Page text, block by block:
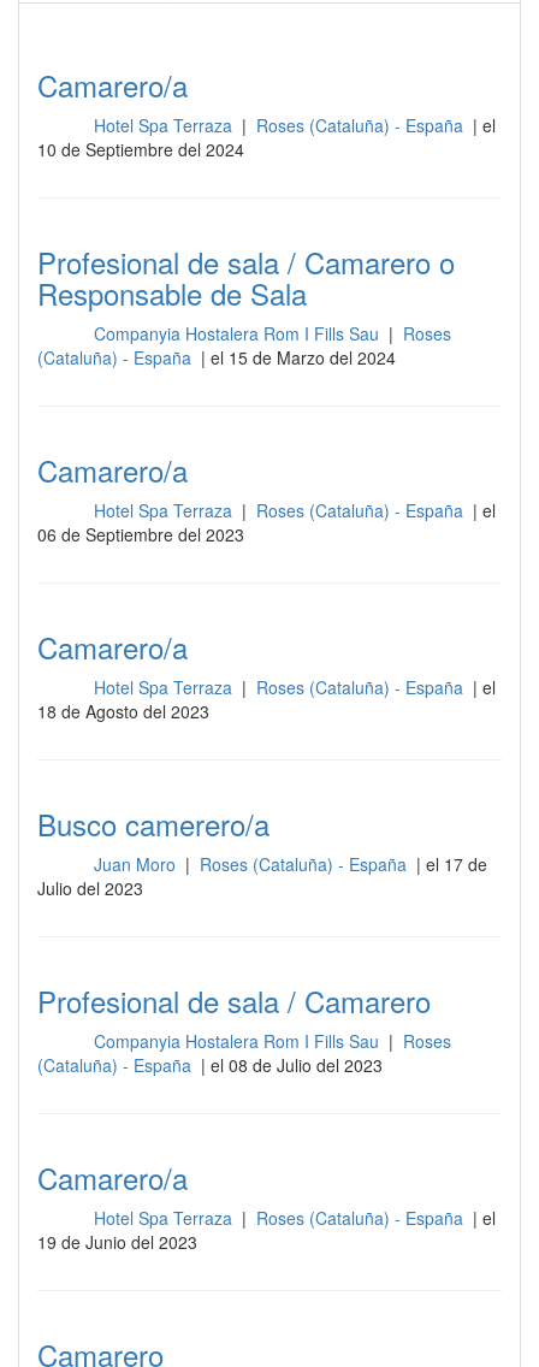
Camarero/a
Hotel Spa Terraza | Roses (Cataluña) - España | el
10 de Septiembre del 2024
Profesional de sala / Camarero o
Responsable de Sala
Companyia Hostalera Rom I Fills Sau | Roses
(Cataluña) - España | el 15 de Marzo del 2024
Camarero/a
Hotel Spa Terraza | Roses (Cataluña) - España | el
06 de Septiembre del 2023
Camarero/a
Hotel Spa Terraza | Roses (Cataluña) - España | el
18 de Agosto del 2023
Busco camerero/a
Juan Moro | Roses (Cataluña) - España | el 17 de
Julio del 2023
Profesional de sala / Camarero
Companyia Hostalera Rom I Fills Sau | Roses
(Cataluña) - España | el 08 de Julio del 2023
Camarero/a
Hotel Spa Terraza | Roses (Cataluña) - España | el
19 de Junio del 2023
Camarero